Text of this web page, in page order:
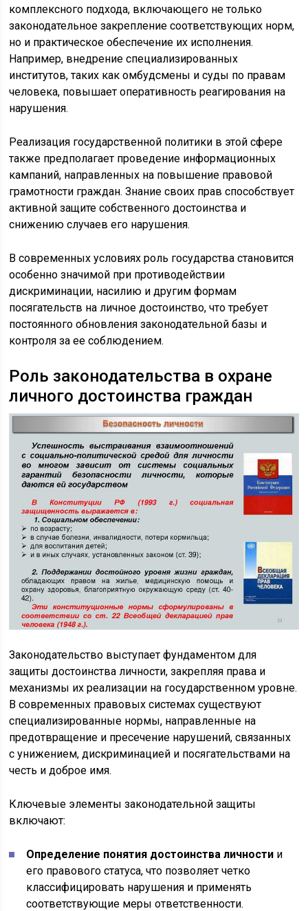
комплексного подхода, включающего не только
законодательное закрепление соответствующих норм,
но и практическое обеспечение их исполнения.
Например, внедрение специализированных
институтов, таких как омбудсмены и суды по правам
человека, повышает оперативность реагирования на
нарушения.
Реализация государственной политики в этой сфере
также предполагает проведение информационных
кампаний, направленных на повышение правовой
грамотности граждан. Знание своих прав способствует
активной защите собственного достоинства и
снижению случаев его нарушения.
В современных условиях роль государства становится
особенно значимой при противодействии
дискриминации, насилию и другим формам
посягательств на личное достоинство, что требует
постоянного обновления законодательной базы и
контроля за ее соблюдением.
Роль законодательства в охране
личного достоинства граждан
Законодательство выступает фундаментом для
защиты достоинства личности, закрепляя права и
механизмы их реализации на государственном уровне.
В современных правовых системах существуют
специализированные нормы, направленные на
предотвращение и пресечение нарушений, связанных
с унижением, дискриминацией и посягательствами на
честь и доброе имя.
Ключевые элементы законодательной защиты
включают:
Определение понятия достоинства личности и
его правового статуса, что позволяет четко
классифицировать нарушения и применять
соответствующие меры ответственности.